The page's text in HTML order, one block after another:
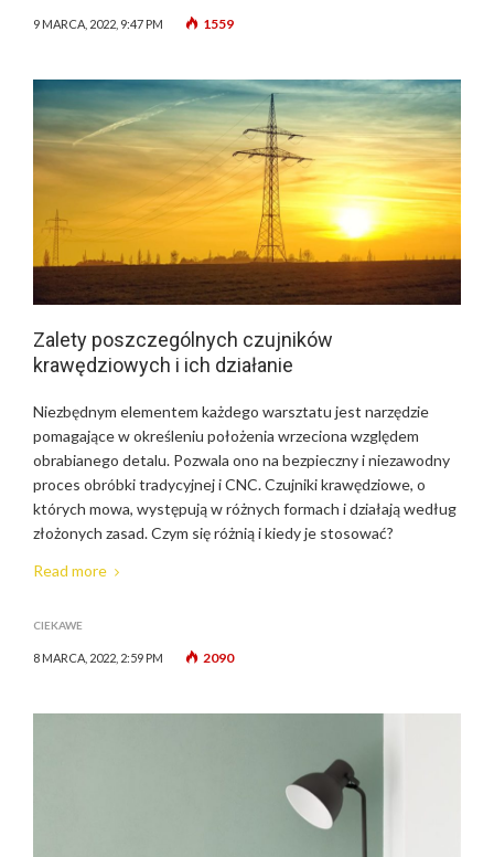
9 MARCA, 2022, 9:47 PM 1559
Zalety poszczególnych czujników
krawędziowych i ich działanie
Niezbędnym elementem każdego warsztatu jest narzędzie
pomagające w określeniu położenia wrzeciona względem
obrabianego detalu. Pozwala ono na bezpieczny i niezawodny
proces obróbki tradycyjnej i CNC. Czujniki krawędziowe, o
których mowa, występują w różnych formach i działają według
złożonych zasad. Czym się różnią i kiedy je stosować?
Read more
CIEKAWE
8 MARCA, 2022, 2:59 PM 2090